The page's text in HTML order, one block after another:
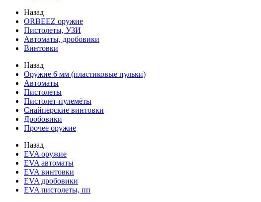
Назад
ORBEEZ оружие
Пистолеты, УЗИ
Автоматы, дробовики
Винтовки
Назад
Оружие 6 мм (пластиковые пульки)
Автоматы
Пистолеты
Пистолет-пулемёты
Снайперские винтовки
Дробовики
Прочее оружие
Назад
EVA оружие
EVA автоматы
EVA винтовки
EVA дробовики
EVA пистолеты, пп